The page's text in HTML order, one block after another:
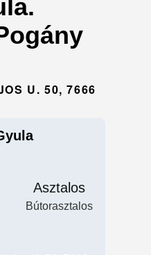
U. 50, 7666
Asztalos
Bútorasztalos